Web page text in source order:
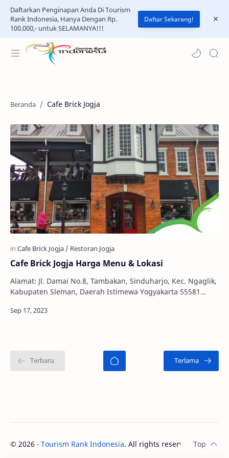
Daftarkan Penginapan Anda Di Tourism
Rank Indonesia, Hanya Dengan Rp.
100.000,- untuk SELAMANYA!!!
Daftar Sekarang!
Cafe Brick Jogja
Cafe Brick Jogja Harga Menu & Lokasi
Alamat: Jl. Damai No.8, Tambakan, Sinduharjo, Kec. Ngaglik,
Kabupaten Sleman, Daerah Istimewa Yogyakarta 55581
© 2026 ‧ Tourism Rank Indonesia. All rights reserved.